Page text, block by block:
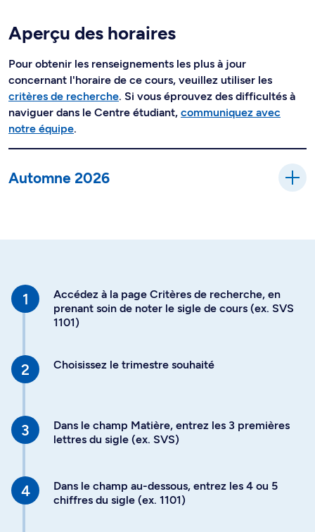
Aperçu des horaires
Pour obtenir les renseignements les plus à jour
concernant l'horaire de ce cours, veuillez utiliser les
critères de recherche. Si vous éprouvez des difficultés à
naviguer dans le Centre étudiant, communiquez avec
notre équipe.
Automne 2026
Accédez à la page Critères de recherche, en
prenant soin de noter le sigle de cours (ex. SVS
1101)
Choisissez le trimestre souhaité
Dans le champ Matière, entrez les 3 premières
lettres du sigle (ex. SVS)
Dans le champ au-dessous, entrez les 4 ou 5
chiffres du sigle (ex. 1101)